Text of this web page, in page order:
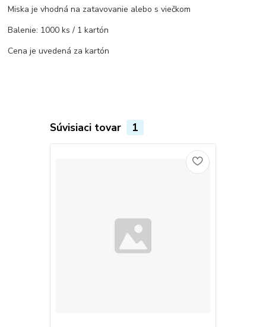
Miska je vhodná na zatavovanie alebo s viečkom
Balenie: 1000 ks / 1 kartón
Cena je uvedená za kartón
Súvisiaci tovar 1